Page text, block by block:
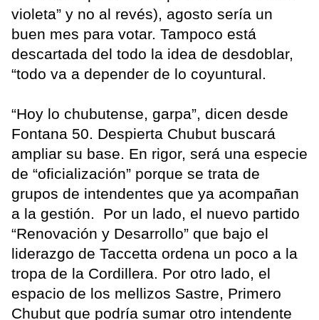
violeta” y no al revés), agosto sería un
buen mes para votar. Tampoco está
descartada del todo la idea de desdoblar,
“todo va a depender de lo coyuntural.
“Hoy lo chubutense, garpa”, dicen desde
Fontana 50. Despierta Chubut buscará
ampliar su base. En rigor, será una especie
de “oficialización” porque se trata de
grupos de intendentes que ya acompañan
a la gestión. Por un lado, el nuevo partido
“Renovación y Desarrollo” que bajo el
liderazgo de Taccetta ordena un poco a la
tropa de la Cordillera. Por otro lado, el
espacio de los mellizos Sastre, Primero
Chubut que podría sumar otro intendente